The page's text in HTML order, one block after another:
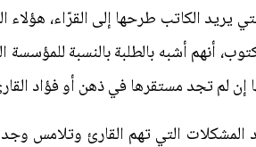
يريد الكاتب طرحها إلى القرّاء،
أنهم أشبه بالطلبة بالنسبة للمؤسسة
إن لم تجد مستقرها في ذهن أو فؤاد
التي تهم القارئ وتلامس